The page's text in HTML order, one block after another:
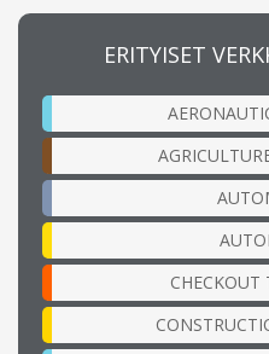
ERITYISET
CHECKOUT